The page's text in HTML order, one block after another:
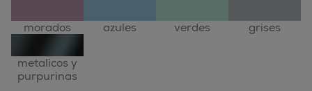
morados azules verdes grises
metalicos y
purpurinas